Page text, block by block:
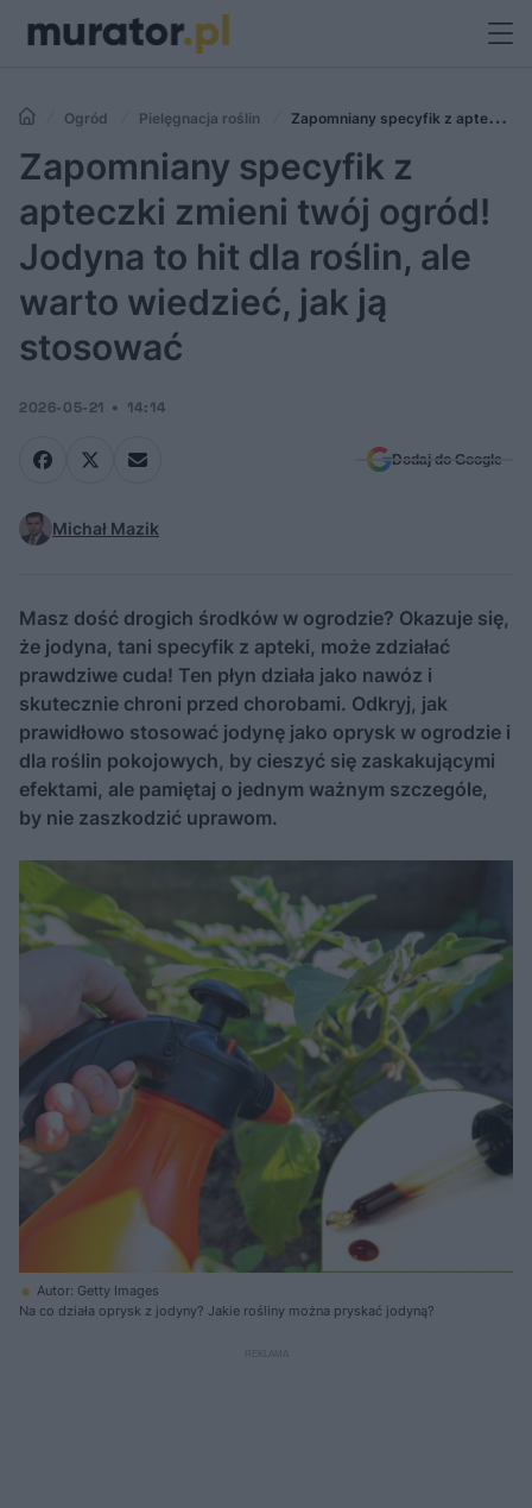
Ogród Pielęgnacja roślin
Zapomniany specyfik z apteczki
zmieni twój ogród! Jodyna to hit dla roślin, ale warto wiedzieć, jak ją
stosować
Zapomniany specyfik z
apteczki zmieni twój ogród!
Jodyna to hit dla roślin, ale
warto wiedzieć, jak ją
stosować
2026-05-21 14:14
Dodaj do Google
Michał Mazik
Masz dość drogich środków w ogrodzie? Okazuje się,
że jodyna, tani specyfik z apteki, może zdziałać
prawdziwe cuda! Ten płyn działa jako nawóz i
skutecznie chroni przed chorobami. Odkryj, jak
prawidłowo stosować jodynę jako oprysk w ogrodzie i
dla roślin pokojowych, by cieszyć się zaskakującymi
efektami, ale pamiętaj o jednym ważnym szczególe,
by nie zaszkodzić uprawom.
Autor: Getty Images
Na co działa oprysk z jodyny? Jakie rośliny można pryskać jodyną?